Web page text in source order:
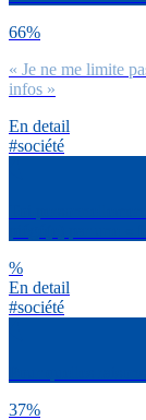
66%
« Je ne me limite
infos »
En detail
#société
%
En detail
#société
37%